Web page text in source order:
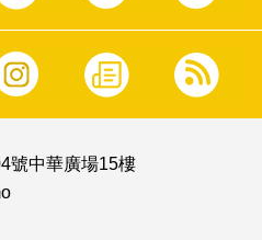
號中華廣場15樓